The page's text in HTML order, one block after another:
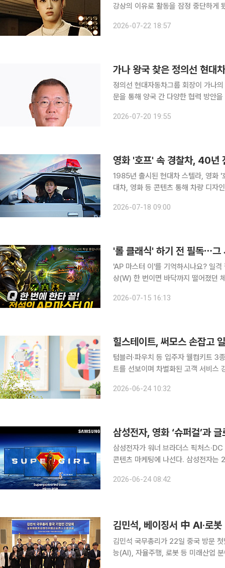
강상의 이유로 활동을 잠정 중단하게 됐다”라고 밝혔다. 이에 따
로 안내해드리겠다”라며 “갑작스러
2026-07-22 18:57
가나 왕국 찾은 정의선 현대
정의선 현대자동차그룹 회장이 가나
문을 통해 양국 간 다양한 협력 방안을 다각도로 검
주(州) 주도 쿠마 소재 만히아궁에서
2026-07-20 19:55
영화 '호프' 속 경찰차, 40년
1985년 출시된 현대차 스텔라, 영화 '
대차, 영화 등 콘텐츠 통해 차량 디자인·기술·헤리티지
영화 '호프(HOPE)'에서 주인공들이
2026-07-18 09:00
'롤 클래식' 하기 전 필독⋯그
'AP 마스터 이'를 기억하시나요? 일격 필살(Q)을 누르면 순식간에 적진 한가운데로 뛰어들었고, 명
상(W) 한 번이면 바닥까지 떨어졌던
도 없이 체력을 순식간에 녹이는 것으
2026-07-15 16:13
힐스테이트, 써모스 손잡고
텀블러·파우치 등 입주자 웰컴키트 3종 공개 현대건설이 힐스테이트 입주 고객을 위
트를 선보이며 차별화된 고객 서비스 강화에 나섰다. 현대건설은 최
(THERMOS), 디자인 패브릭 브랜드
2026-06-24 10:32
삼성전자, 영화 ‘슈퍼걸’과
삼성전자가 워너 브라더스 픽처스
콘텐츠 마케팅에 나선다. 삼성전자는 24일 전 세계에서 개봉한 슈퍼걸에 맞춰 삼성 TV와 오디오
트 스토어’에서 슈퍼걸 컬렉션을 무료
2026-06-24 08:42
김민석, 베이징서 中 AI·로
김민석 국무총리가 22일 중국 방문
능(AI), 자율주행, 로봇 등 미래산업